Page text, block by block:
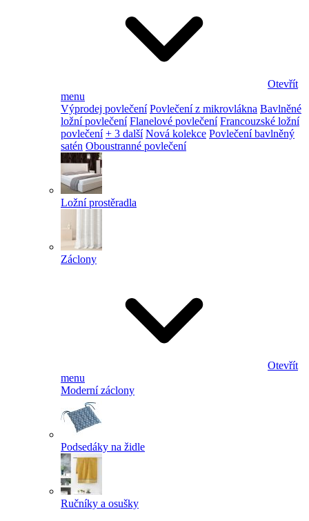
Otevřít
menu
Výprodej povlečení Povlečení z mikrovlákna Bavlněné
ložní povlečení Flanelové povlečení Francouzské ložní
povlečení + 3 další Nová kolekce Povlečení bavlněný
satén Oboustranné povlečení
Ložní prostěradla
Záclony
Otevřít
menu
Moderní záclony
Podsedáky na židle
Ručníky a osušky